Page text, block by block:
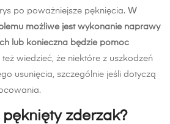
po poważniejsze pęknięcia. W
możliwe jest wykonanie naprawy
lub konieczna będzie pomoc
też wiedzieć, że niektóre z uszkodzeń
usunięcia, szczególnie jeśli dotyczą
zderzak?